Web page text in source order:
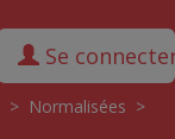
Se
> Normalisées >